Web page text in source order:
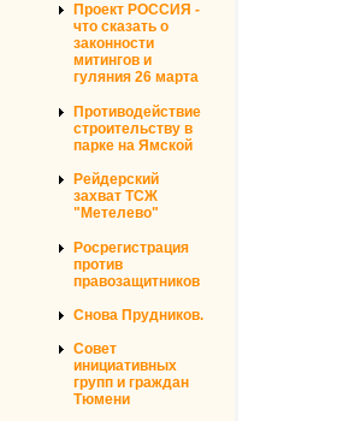
Проект РОССИЯ -
что сказать о
законности
митингов и
гуляния 26 марта
Противодействие
строительству в
парке на Ямской
Рейдерский
захват ТСЖ
"Метелево"
Росрегистрация
против
правозащитников
Снова Прудников.
Совет
инициативных
групп и граждан
Тюмени